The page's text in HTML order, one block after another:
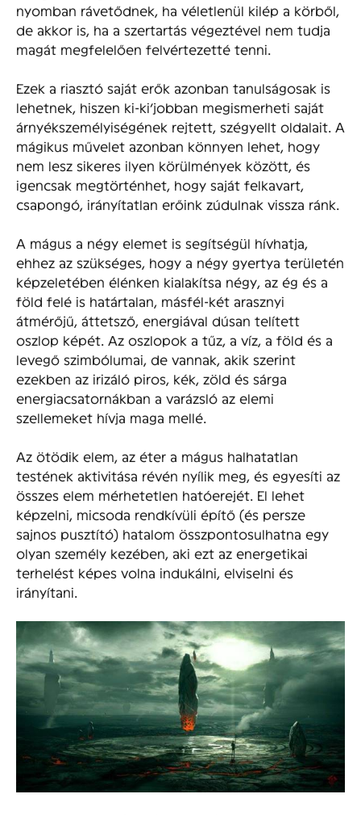
nyomban rávetődnek, ha véletlenül kilép a körből,
de akkor is, ha a szertartás végeztével nem tudja
magát megfelelően felvértezetté tenni.
Ezek a riasztó saját erők azonban tanulságosak is
lehetnek, hiszen ki-ki’jobban megismerheti saját
árnyékszemélyiségének rejtett, szégyellt oldalait. A
mágikus művelet azonban könnyen lehet, hogy
nem lesz sikeres ilyen körülmények között, és
igencsak megtörténhet, hogy saját felkavart,
csapongó, irányítatlan erőink zúdulnak vissza ránk.
A mágus a négy elemet is segítségül hívhatja,
ehhez az szükséges, hogy a négy gyertya területén
képzeletében élénken kialakítsa négy, az ég és a
föld felé is határtalan, másfél-két arasznyi
átmérőjű, áttetsző, energiával dúsan telített
oszlop képét. Az oszlopok a tűz, a víz, a föld és a
levegő szimbólumai, de vannak, akik szerint
ezekben az irizáló piros, kék, zöld és sárga
energiacsatornákban a varázsló az elemi
szellemeket hívja maga mellé.
Az ötödik elem, az éter a mágus halhatatlan
testének aktivitása révén nyílik meg, és egyesíti az
összes elem mérhetetlen hatóerejét. El lehet
képzelni, micsoda rendkívüli építő (és persze
sajnos pusztító) hatalom összpontosulhatna egy
olyan személy kezében, aki ezt az energetikai
terhelést képes volna indukálni, elviselni és
irányítani.